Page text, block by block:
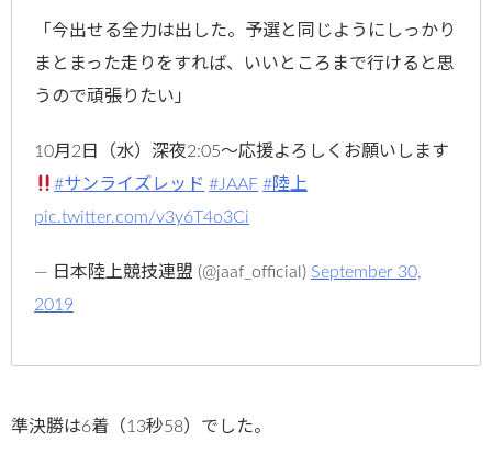
「今出せる全力は出した。予選と同じようにしっかり
まとまった走りをすれば、いいところまで行けると思
うので頑張りたい」
10月2日（水）深夜2:05～応援よろしくお願いします
#サンライズレッド #JAAF #陸上
pic.twitter.com/v3y6T4o3Ci
— 日本陸上競技連盟 (@jaaf_official) September 30,
2019
準決勝は6着（13秒58）でした。